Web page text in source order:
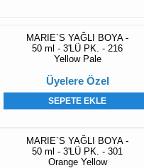
MARIE`S YAĞLI BOYA -
50 ml - 3'LÜ PK. - 216
Yellow Pale
Üyelere Özel
SEPETE EKLE
MARIE`S YAĞLI BOYA -
50 ml - 3'LÜ PK. - 301
Orange Yellow